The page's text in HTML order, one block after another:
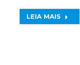
LEIA MAIS